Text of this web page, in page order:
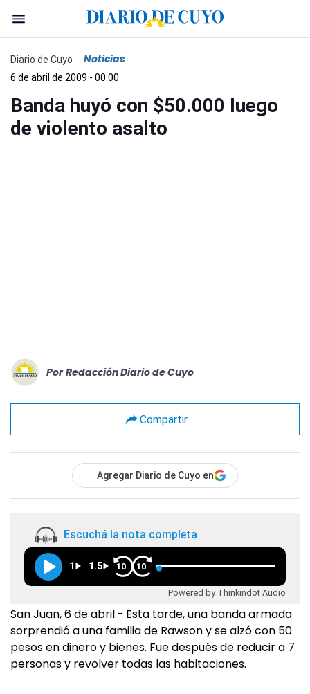
Diario de Cuyo Noticias
6 de abril de 2009 - 00:00
Banda huyó con $50.000 luego
de violento asalto
Por Redacción Diario de Cuyo
Compartir
Agregar Diario de Cuyo en
Escuchá la nota completa
1 1.5 10 10
Powered by Thinkindot Audio
San Juan, 6 de abril.- Esta tarde, una banda armada
sorprendió a una familia de Rawson y se alzó con 50
pesos en dinero y bienes. Fue después de reducir a 7
personas y revolver todas las habitaciones.